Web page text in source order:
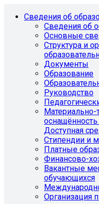
Сведения об
Сведения об
Основные
Структура и
Документы
Образование
Руководство
Материально-
оснащённость
Доступная
Стипендии и
Платные
Финансово-
Вакантные
обучающихся
Организация